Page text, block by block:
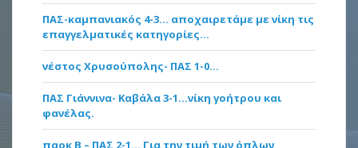
ΠΑΣ-καμπανιακός 4-3… αποχαιρετάμε με νίκη τις
επαγγελματικές κατηγορίες…
νέστος Χρυσούπολης- ΠΑΣ 1-0…
ΠΑΣ Γιάννινα- Καβάλα 3-1…νίκη γοήτρου και
φανέλας.
παοκ Β – ΠΑΣ 2-1… Για την τιμή των όπλων